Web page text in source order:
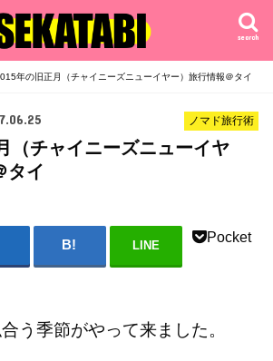
search
年の旧正月（チャイニーズニューイヤー）旅行情報＠タイ
ノマド旅行術
（チャイニーズニューイヤ
タイ
LINE
Pocket
う季節がやって来ました。